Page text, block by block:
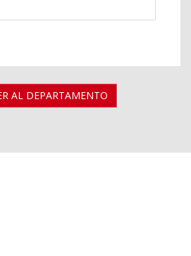
AL DEPARTAMENTO